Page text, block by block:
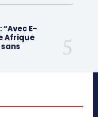
“Avec E-
Afrique